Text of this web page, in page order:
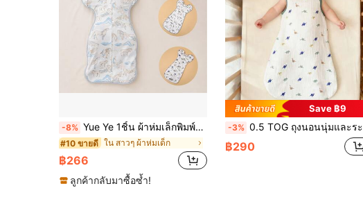
-8% Yue Ye 1ชิ้น ผ้าห่มเล็กพิมพ์ลายฝ้ายบริสุทธิ์สำหรับเด็ก, ดีไซน์ซิป, สะดวกมาก, ผ้าที่นุ่มสบาย, ของขวัญวันฮาโลวีนสำหรับเด็ก
#10 ขายดี ใน สาวๆ ผ้าห่มเด็ก
฿266
ลูกค้ากลับมาซื้อซ้ำ!
Save ฿9
-3% 0.5 TOG ถุงนอนนุ่มและระบายอากาศได้ดี | ถุงนอนผ้าฝ้ายมัสลิน 100% แขนกุดสำหรับทารก เหมาะสำหรับฤดูใบไม้ผลิและฤดูร้อน ลายไดโนเสาร์, 0-18 เดือน
฿290